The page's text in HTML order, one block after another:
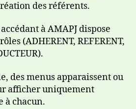
des référents.
à AMAPJ dispose
(ADHERENT, REFERENT,
des menus apparaissent ou
afficher uniquement
à chacun.